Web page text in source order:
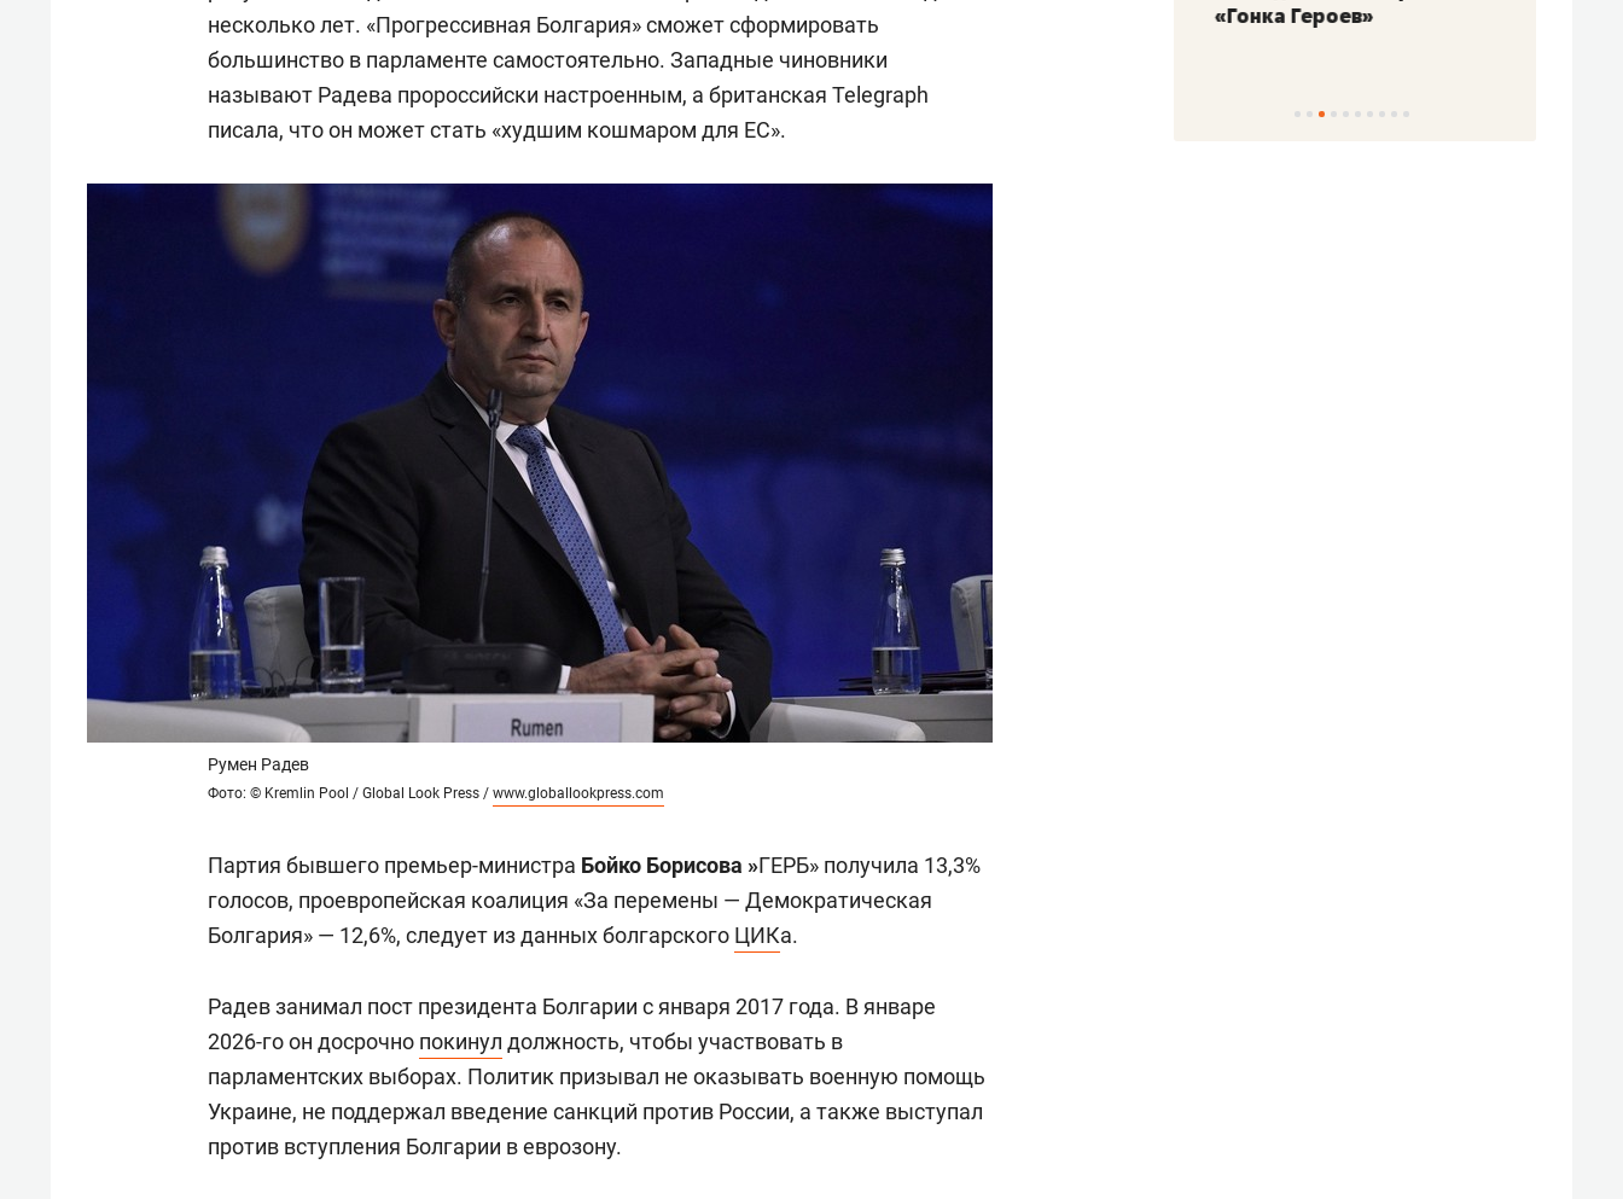
несколько лет. «Прогрессивная Болгария» сможет сформировать
большинство в парламенте самостоятельно. Западные чиновники
называют Радева пророссийски настроенным, а британская Telegraph
писала, что он может стать «худшим кошмаром для ЕС».
Румен Радев
Фото: © Kremlin Pool / Global Look Press / www.globallookpress.com
Партия бывшего премьер-министра Бойко Борисова »ГЕРБ» получила 13,3%
голосов, проевропейская коалиция «За перемены — Демократическая
Болгария» — 12,6%, следует из данных болгарского ЦИКа.
Радев занимал пост президента Болгарии с января 2017 года. В январе
2026-го он досрочно покинул должность, чтобы участвовать в
парламентских выборах. Политик призывал не оказывать военную помощь
Украине, не поддержал введение санкций против России, а также выступал
против вступления Болгарии в еврозону.
состоянием как основа
«Гонка Героев»